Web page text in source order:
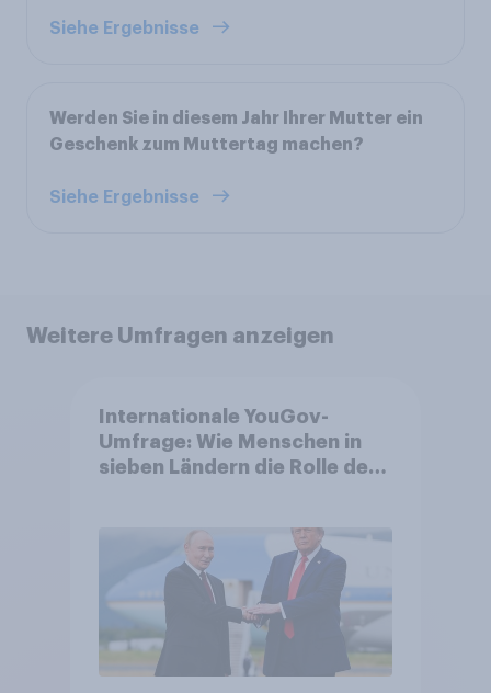
Siehe Ergebnisse
Werden Sie in diesem Jahr Ihrer Mutter ein
Geschenk zum Muttertag machen?
Siehe Ergebnisse
Weitere Umfragen anzeigen
Internationale YouGov-
Umfrage: Wie Menschen in
sieben Ländern die Rolle der
Bedrohungen und Bündnisse
bewerten